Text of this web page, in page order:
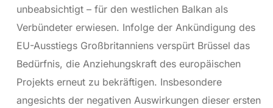
unbeabsichtigt – für den westlichen Balkan als
Verbündeter erwiesen. Infolge der Ankündigung des
EU-Ausstiegs Großbritanniens verspürt Brüssel das
Bedürfnis, die Anziehungskraft des europäischen
Projekts erneut zu bekräftigen. Insbesondere
angesichts der negativen Auswirkungen dieser ersten